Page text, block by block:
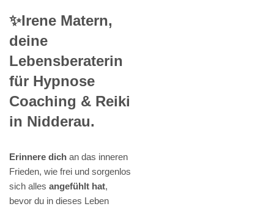
✨Irene Matern,
deine
Lebensberaterin
für Hypnose
Coaching & Reiki
in Nidderau.
Erinnere dich an das inneren
Frieden, wie frei und sorgenlos
sich alles angefühlt hat,
bevor du in dieses Leben